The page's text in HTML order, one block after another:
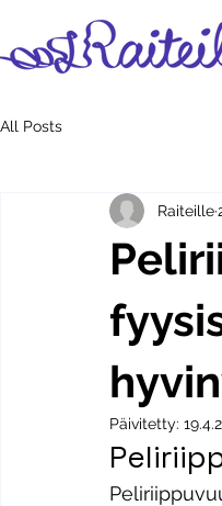
All Posts
Raiteille
Päivitetty: